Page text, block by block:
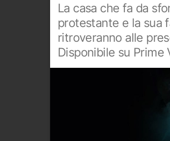
La casa che fa da
protestante e la sua
ritroveranno alle
Disponibile su Prime